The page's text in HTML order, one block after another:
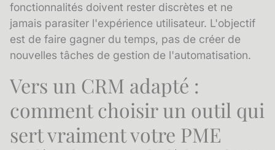
fonctionnalités doivent rester discrètes et ne
jamais parasiter l'expérience utilisateur. L'objectif
est de faire gagner du temps, pas de créer de
nouvelles tâches de gestion de l'automatisation.
Vers un CRM adapté :
comment choisir un outil qui
sert vraiment votre PME